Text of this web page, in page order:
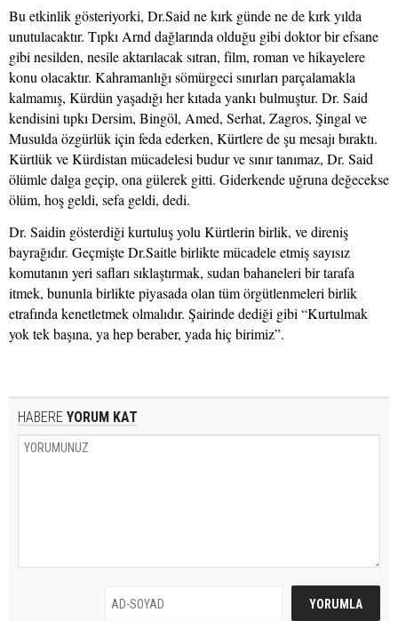
Bu etkinlik gösteriyorki, Dr.Said ne kırk günde ne de kırk yılda
unutulacaktır. Tıpkı Arnd dağlarında olduğu gibi doktor bir efsane
gibi nesilden, nesile aktarılacak sıtran, film, roman ve hikayelere
konu olacaktır. Kahramanlığı sömürgeci sınırları parçalamakla
kalmamış, Kürdün yaşadığı her kıtada yankı bulmuştur. Dr. Said
kendisini tıpkı Dersim, Bingöl, Amed, Serhat, Zagros, Şingal ve
Musulda özgürlük için feda ederken, Kürtlere de şu mesajı bıraktı.
Kürtlük ve Kürdistan mücadelesi budur ve sınır tanımaz, Dr. Said
ölümle dalga geçip, ona gülerek gitti. Giderkende uğruna değecekse
ölüm, hoş geldi, sefa geldi, dedi.
Dr. Saidin gösterdiği kurtuluş yolu Kürtlerin birlik, ve direniş
bayrağıdır. Geçmişte Dr.Saitle birlikte mücadele etmiş sayısız
komutanın yeri safları sıklaştırmak, sudan bahaneleri bir tarafa
itmek, bununla birlikte piyasada olan tüm örgütlenmeleri birlik
etrafında kenetletmek olmalıdır. Şairinde dediği gibi “Kurtulmak
yok tek başına, ya hep beraber, yada hiç birimiz”.
HABERE YORUM KAT